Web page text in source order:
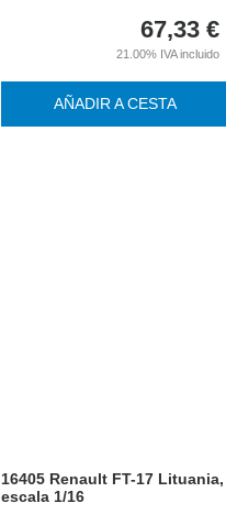
67,33 €
21.00% IVA incluido
AÑADIR A CESTA
16405 Renault FT-17 Lituania,
escala 1/16